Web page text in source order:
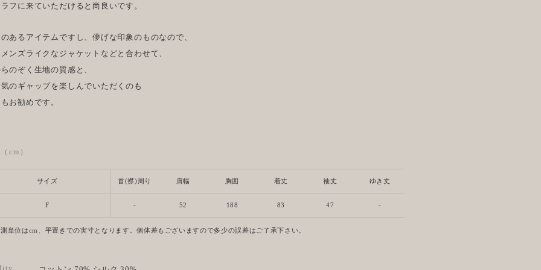
フに来ていただけると尚良いです。
あるアイテムですし、儚げな印象のものなので、
ンズライクなジャケットなどと合わせて、
のぞく生地の質感と、
のギャップを楽しんでいただくのも
お勧めです。
cm）
サイズ 首(襟)周り 肩幅 胸囲 着丈 袖丈 ゆき丈
F - 52 188 83 47 -
単位はcm、平置きでの実寸となります。個体差もございますので多少の誤差はご了承下さい。